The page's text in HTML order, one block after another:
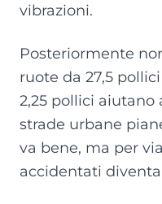
vibrazioni.
Posteriormente
ruote da 27,5
2,25 pollici aiutano
strade urbane
va bene, ma per
accidentati